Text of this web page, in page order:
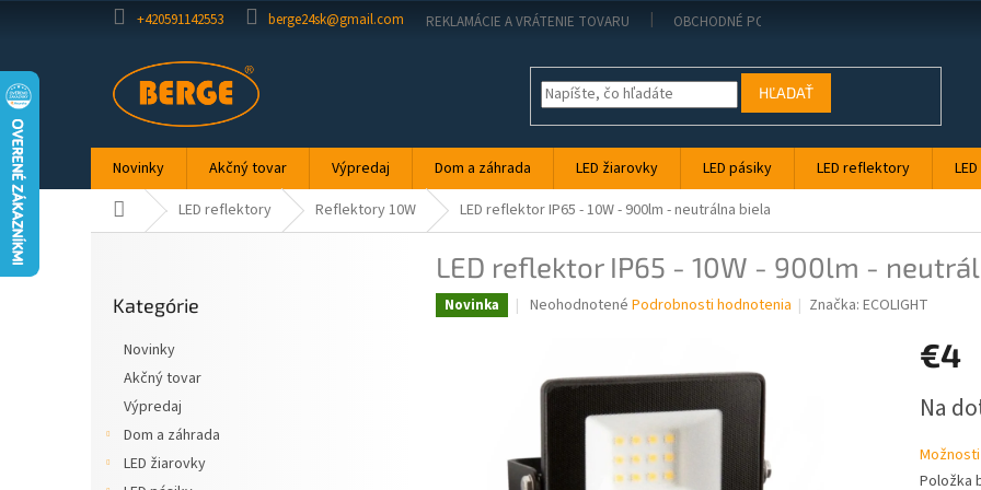
+420591142553 berge24sk@gmail.com REKLAMÁCIE A VRÁTENIE TOVARU OBCHODNÉ PODMIENKY
HĽADAŤ
Novinky Akčný tovar Výpredaj Dom a záhrada LED žiarovky LED pásiky LED reflektory
DomovLED reflektory Reflektory 10W LED reflektor IP65 - 10W - 900lm - neutrálna biela
kategórie
Kategórie
Novinky
Akčný tovar
Výpredaj
Dom a záhrada
LED žiarovky
LED reflektor IP65 - 10W - 900lm -
Novinka
Priemerné
0,0
hviezdičiek.
Neohodnotené Podrobnosti hodnotenia Značka:ECOLIGHT
€4
cena:
Na
Položka